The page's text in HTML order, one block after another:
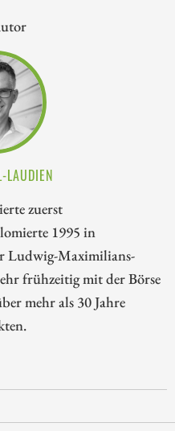
LAUDIEN
zuerst
1995 in
Ludwig-Maximilians-
frühzeitig mit der Börse
mehr als 30 Jahre